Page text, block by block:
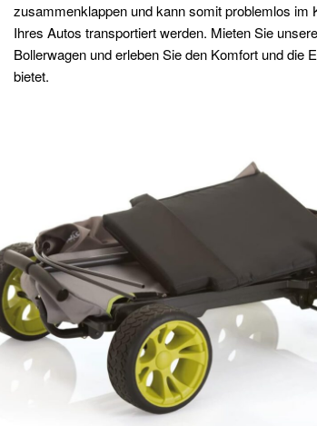
zusammenklappen und kann somit problemlos im
Ihres Autos transportiert werden. Mieten Sie
Bollerwagen und erleben Sie den Komfort und die
bietet.